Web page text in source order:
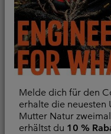
Melde dich für den
erhalte die neuesten
Mutter Natur
erhältst du 10 %
Regular price:
€ 100,00